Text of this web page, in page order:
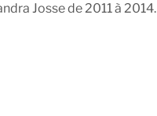
Josse de 2011 à 2014.